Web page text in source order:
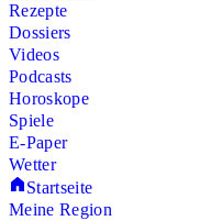
Rezepte
Dossiers
Videos
Podcasts
Horoskope
Spiele
E-Paper
Wetter
Startseite
Meine Region